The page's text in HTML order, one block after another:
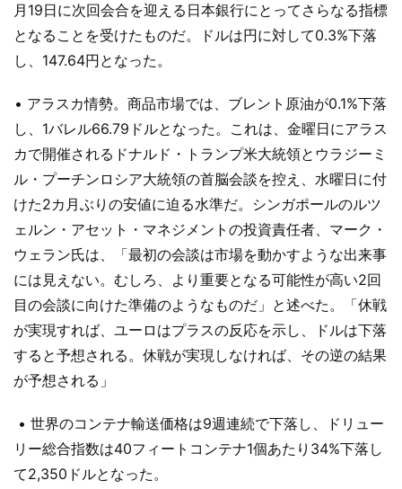
月19日に次回会合を迎える日本銀行にとってさらなる指標
となることを受けたものだ。ドルは円に対して0.3%下落
し、147.64円となった。
• アラスカ情勢。商品市場では、ブレント原油が0.1%下落
し、1バレル66.79ドルとなった。これは、金曜日にアラス
カで開催されるドナルド・トランプ米大統領とウラジーミ
ル・プーチンロシア大統領の首脳会談を控え、水曜日に付
けた2カ月ぶりの安値に迫る水準だ。シンガポールのルツ
ェルン・アセット・マネジメントの投資責任者、マーク・
ウェラン氏は、「最初の会談は市場を動かすような出来事
には見えない。むしろ、より重要となる可能性が高い2回
目の会談に向けた準備のようなものだ」と述べた。「休戦
が実現すれば、ユーロはプラスの反応を示し、ドルは下落
すると予想される。休戦が実現しなければ、その逆の結果
が予想される」
• 世界のコンテナ輸送価格は9週連続で下落し、ドリュー
リー総合指数は40フィートコンテナ1個あたり34%下落し
て2,350ドルとなった。